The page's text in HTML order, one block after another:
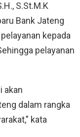
S.St.M.K
Bank Jateng
kepada
pelayanan
akan
dalam rangka
kata